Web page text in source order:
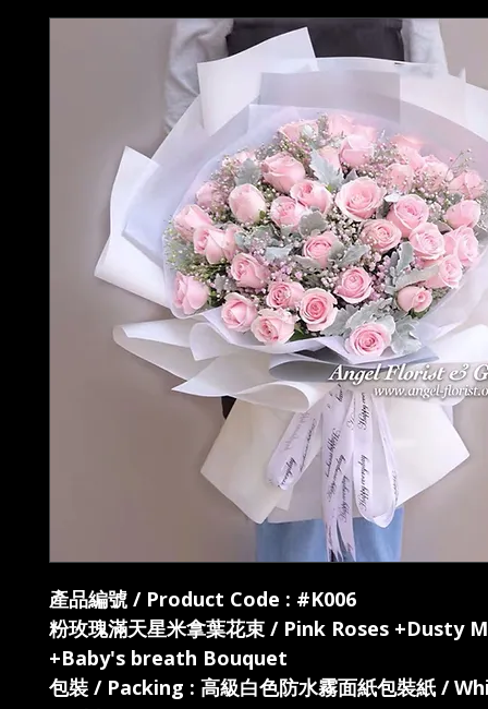
產品編號 / Product Code : #K006
粉玫瑰滿天星米拿葉花束 / Pink Roses +Dusty
+Baby's breath Bouquet
包裝 / Packing : 高級白色防水霧面紙包裝紙 /